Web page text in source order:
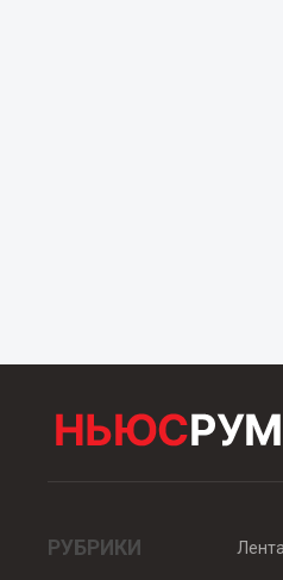
РУБРИКИ
Лента